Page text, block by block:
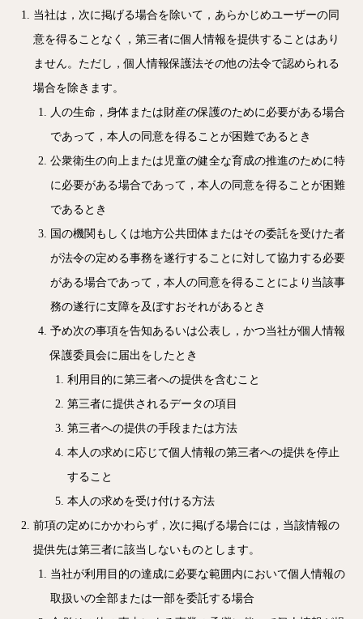
当社は，次に掲げる場合を除いて，あらかじめユーザーの同
意を得ることなく，第三者に個人情報を提供することはあり
ません。ただし，個人情報保護法その他の法令で認められる
場合を除きます。
人の生命，身体または財産の保護のために必要がある場合
であって，本人の同意を得ることが困難であるとき
公衆衛生の向上または児童の健全な育成の推進のために特
に必要がある場合であって，本人の同意を得ることが困難
であるとき
国の機関もしくは地方公共団体またはその委託を受けた者
が法令の定める事務を遂行することに対して協力する必要
がある場合であって，本人の同意を得ることにより当該事
務の遂行に支障を及ぼすおそれがあるとき
予め次の事項を告知あるいは公表し，かつ当社が個人情報
保護委員会に届出をしたとき
利用目的に第三者への提供を含むこと
第三者に提供されるデータの項目
第三者への提供の手段または方法
本人の求めに応じて個人情報の第三者への提供を停止
すること
本人の求めを受け付ける方法
前項の定めにかかわらず，次に掲げる場合には，当該情報の
提供先は第三者に該当しないものとします。
当社が利用目的の達成に必要な範囲内において個人情報の
取扱いの全部または一部を委託する場合